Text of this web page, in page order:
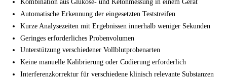
Kombination aus Glukose- und Ketonmessung in einem Gerät
Automatische Erkennung der eingesetzten Teststreifen
Kurze Analysezeiten mit Ergebnissen innerhalb weniger Sekunden
Geringes erforderliches Probenvolumen
Unterstützung verschiedener Vollblutprobenarten
Keine manuelle Kalibrierung oder Codierung erforderlich
Interferenzkorrektur für verschiedene klinisch relevante Substanzen